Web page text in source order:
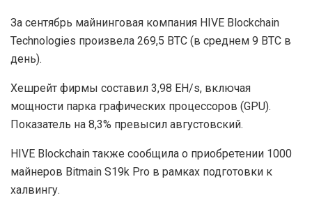
За сентябрь майнинговая компания HIVE Blockchain
Technologies произвела 269,5 BTC (в среднем 9 BTC в
день).
Хешрейт фирмы составил 3,98 EH/s, включая
мощности парка графических процессоров (GPU).
Показатель на 8,3% превысил августовский.
HIVE Blockchain также сообщила о приобретении 1000
майнеров Bitmain S19k Pro в рамках подготовки к
халвингу.